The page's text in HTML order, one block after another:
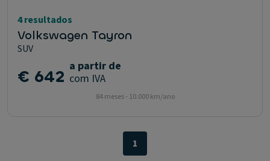
4 resultados
Volkswagen Tayron
SUV
€ 642 a partir de
com IVA
84 meses - 10.000 km/ano
1